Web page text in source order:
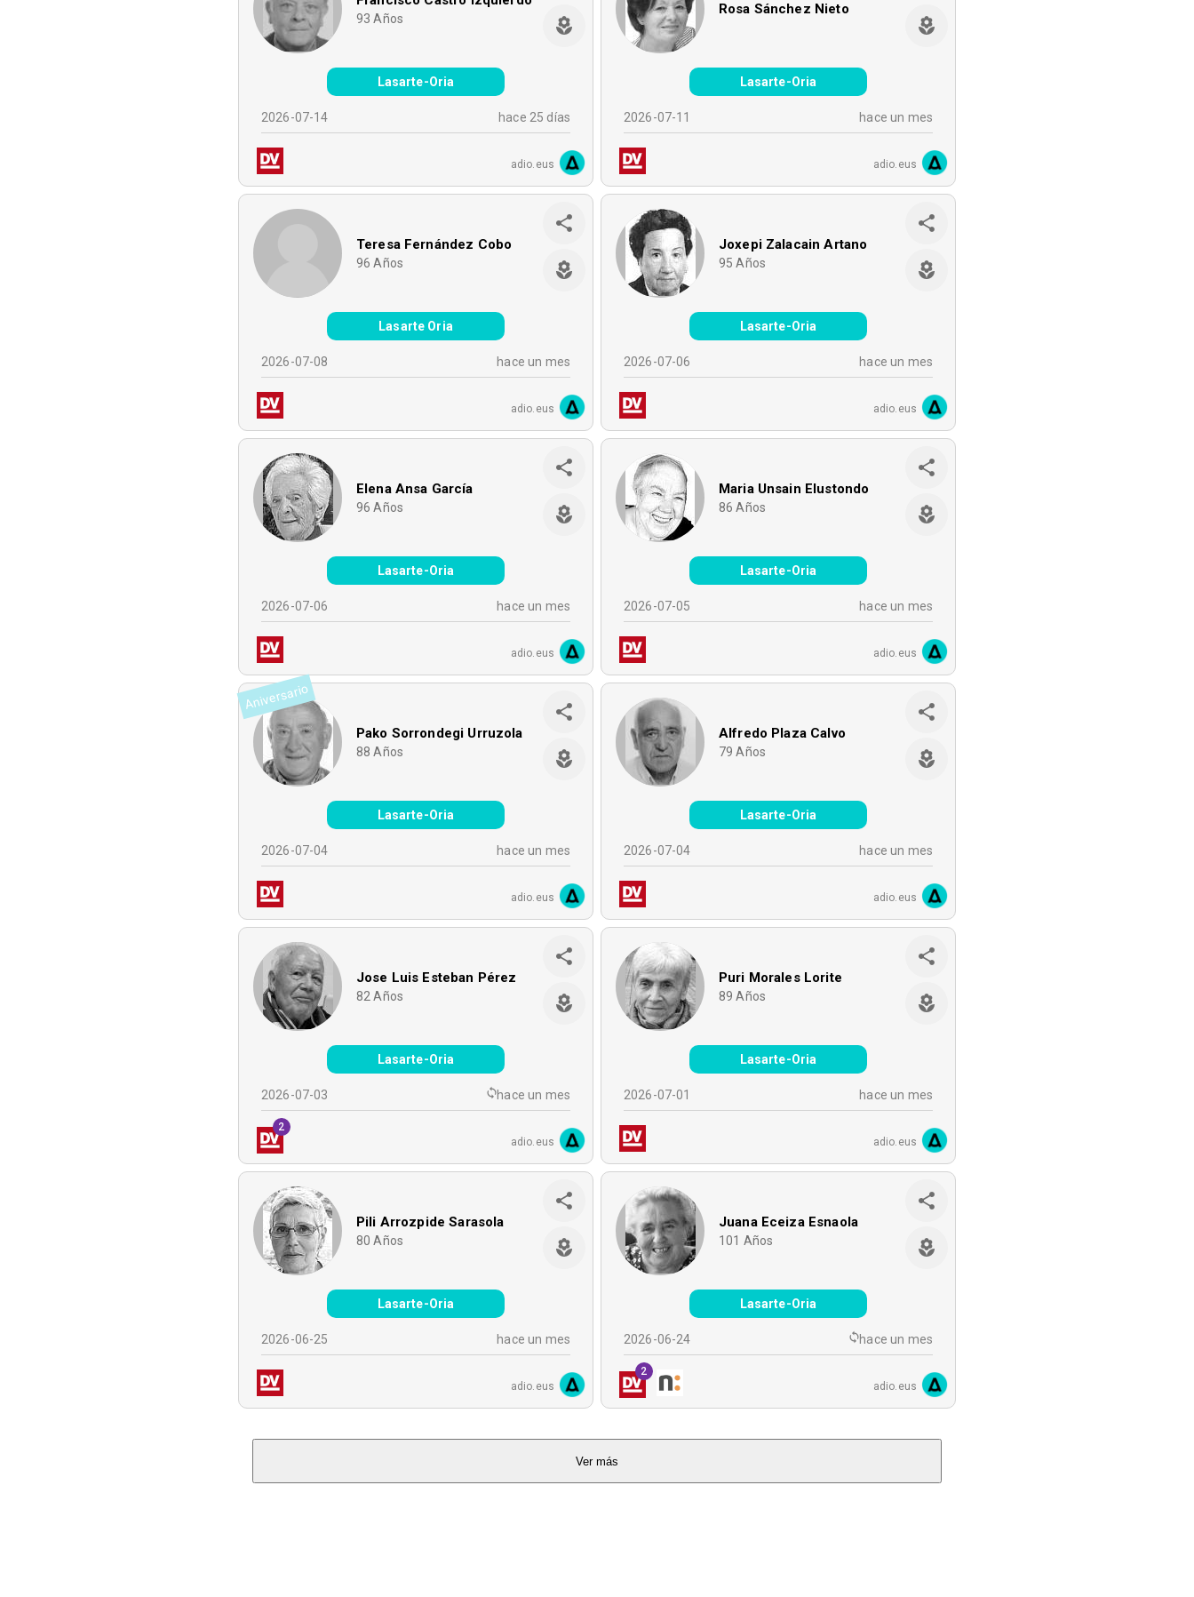
93 Años
Lasarte-Oria
2026-07-14 hace 25 días
adio.eus
Rosa Sánchez Nieto
Lasarte-Oria
2026-07-11 hace un mes
adio.eus
Teresa Fernández Cobo
96 Años
Lasarte Oria
2026-07-08 hace un mes
adio.eus
Joxepi Zalacain Artano
95 Años
Lasarte-Oria
2026-07-06 hace un mes
adio.eus
Elena Ansa García
96 Años
Lasarte-Oria
2026-07-06 hace un mes
adio.eus
Maria Unsain Elustondo
86 Años
Lasarte-Oria
2026-07-05 hace un mes
adio.eus
Aniversario
Pako Sorrondegi Urruzola
88 Años
Lasarte-Oria
2026-07-04 hace un mes
adio.eus
Alfredo Plaza Calvo
79 Años
Lasarte-Oria
2026-07-04 hace un mes
adio.eus
Jose Luis Esteban Pérez
82 Años
Lasarte-Oria
2026-07-03 hace un mes
2
adio.eus
Puri Morales Lorite
89 Años
Lasarte-Oria
2026-07-01 hace un mes
adio.eus
Pili Arrozpide Sarasola
80 Años
Lasarte-Oria
2026-06-25 hace un mes
adio.eus
Juana Eceiza Esnaola
101 Años
Lasarte-Oria
2026-06-24 hace un mes
2
adio.eus
Ver más